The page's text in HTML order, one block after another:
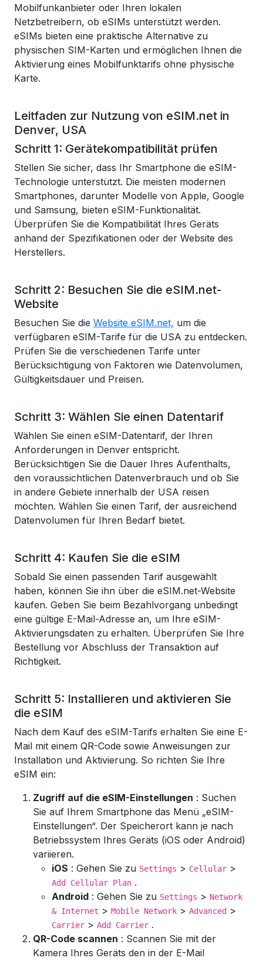
Mobilfunkanbieter oder Ihren lokalen
Netzbetreibern, ob eSIMs unterstützt werden.
eSIMs bieten eine praktische Alternative zu
physischen SIM-Karten und ermöglichen Ihnen die
Aktivierung eines Mobilfunktarifs ohne physische
Karte.
Leitfaden zur Nutzung von eSIM.net in
Denver, USA
Schritt 1: Gerätekompatibilität prüfen
Stellen Sie sicher, dass Ihr Smartphone die eSIM-
Technologie unterstützt. Die meisten modernen
Smartphones, darunter Modelle von Apple, Google
und Samsung, bieten eSIM-Funktionalität.
Überprüfen Sie die Kompatibilität Ihres Geräts
anhand der Spezifikationen oder der Website des
Herstellers.
Schritt 2: Besuchen Sie die eSIM.net-
Website
Besuchen Sie die Website eSIM.net, um die
verfügbaren eSIM-Tarife für die USA zu entdecken.
Prüfen Sie die verschiedenen Tarife unter
Berücksichtigung von Faktoren wie Datenvolumen,
Gültigkeitsdauer und Preisen.
Schritt 3: Wählen Sie einen Datentarif
Wählen Sie einen eSIM-Datentarif, der Ihren
Anforderungen in Denver entspricht.
Berücksichtigen Sie die Dauer Ihres Aufenthalts,
den voraussichtlichen Datenverbrauch und ob Sie
in andere Gebiete innerhalb der USA reisen
möchten. Wählen Sie einen Tarif, der ausreichend
Datenvolumen für Ihren Bedarf bietet.
Schritt 4: Kaufen Sie die eSIM
Sobald Sie einen passenden Tarif ausgewählt
haben, können Sie ihn über die eSIM.net-Website
kaufen. Geben Sie beim Bezahlvorgang unbedingt
eine gültige E-Mail-Adresse an, um Ihre eSIM-
Aktivierungsdaten zu erhalten. Überprüfen Sie Ihre
Bestellung vor Abschluss der Transaktion auf
Richtigkeit.
Schritt 5: Installieren und aktivieren Sie
die eSIM
Nach dem Kauf des eSIM-Tarifs erhalten Sie eine E-
Mail mit einem QR-Code sowie Anweisungen zur
Installation und Aktivierung. So richten Sie Ihre
eSIM ein:
Zugriff auf die eSIM-Einstellungen : Suchen
Sie auf Ihrem Smartphone das Menü „eSIM-
Einstellungen“. Der Speicherort kann je nach
Betriebssystem Ihres Geräts (iOS oder Android)
variieren.
iOS : Gehen Sie zu Settings > Cellular >
Add Cellular Plan .
Android : Gehen Sie zu Settings > Network
& Internet > Mobile Network > Advanced >
Carrier > Add Carrier .
QR-Code scannen : Scannen Sie mit der
Kamera Ihres Geräts den in der E-Mail